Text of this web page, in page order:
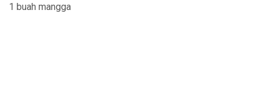
1 buah mangga